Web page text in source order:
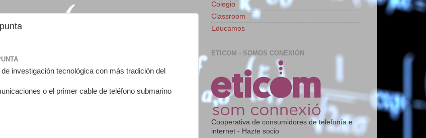
investigación tecnológica con más tradición del
o el primer cable de teléfono submarino
Colegio
Classroom
Educamos
ETICOM - SOMOS CONEXIÓN
Cooperativa de consumidores de telefonía e
internet - Hazte socio